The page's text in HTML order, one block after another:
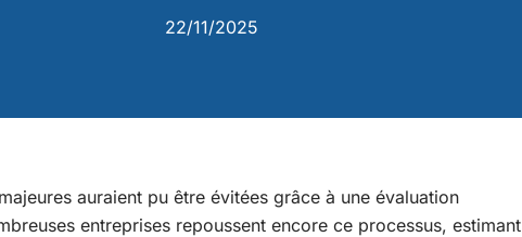
22/11/2025
auraient pu être évitées grâce à une évaluation
entreprises repoussent encore ce processus, estimant